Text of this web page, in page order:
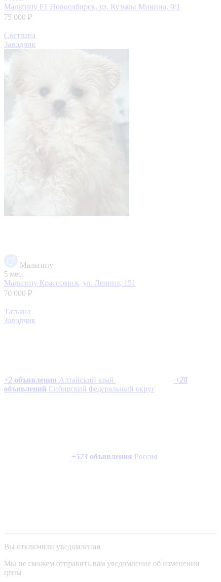
Мальтипу F1 Новосибирск, ул. Кузьмы Минина, 9/1
75 000 ₽
Светлана
Заводчик
Мальтипу
5 мес.
Мальтипу Красноярск, ул. Ленина, 151
70 000 ₽
Татьяна
Заводчик
+2 объявления Алтайский край +28
объявлений Сибирский федеральный округ
+573 объявления Россия
Вы отключили уведомления
Мы не сможем отправить вам уведомление об изменении
цены